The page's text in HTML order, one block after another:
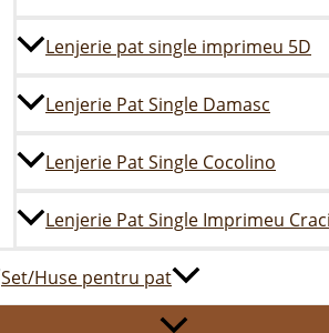
Lenjerie pat single imprimeu 5D
Lenjerie Pat Single Damasc
Lenjerie Pat Single Cocolino
Lenjerie Pat Single Imprimeu
Set/Huse pentru pat